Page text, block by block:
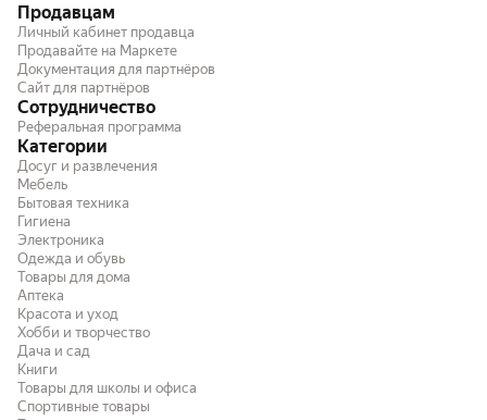
Продавцам
Личный кабинет продавца
Продавайте на Маркете
Документация для партнёров
Сайт для партнёров
Сотрудничество
Реферальная программа
Категории
Досуг и развлечения
Мебель
Бытовая техника
Гигиена
Электроника
Одежда и обувь
Товары для дома
Аптека
Красота и уход
Хобби и творчество
Дача и сад
Книги
Товары для школы и офиса
Спортивные товары